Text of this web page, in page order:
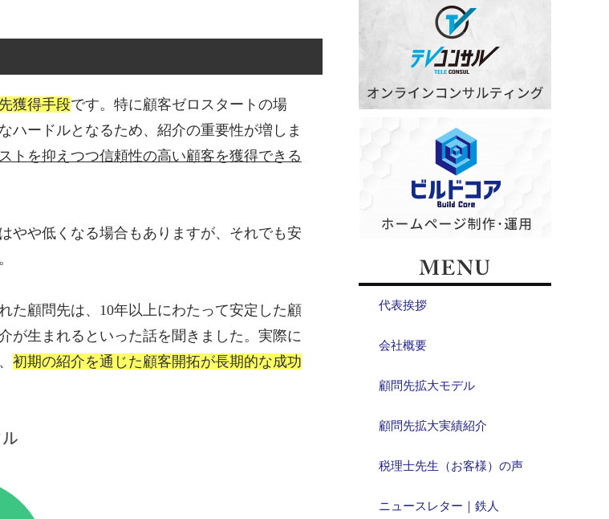
獲得手段です。特に顧客ゼロスタートの場
ハードルとなるため、紹介の重要性が増しま
トを抑えつつ信頼性の高い顧客を獲得できる
やや低くなる場合もありますが、それでも安
た顧問先は、10年以上にわたって安定した顧
が生まれるといった話を聞きました。実際に
初期の紹介を通じた顧客開拓が長期的な成功
代表挨拶
会社概要
顧問先拡大モデル
顧問先拡大実績紹介
税理士先生（お客様）の声
ニュースレター｜鉄人